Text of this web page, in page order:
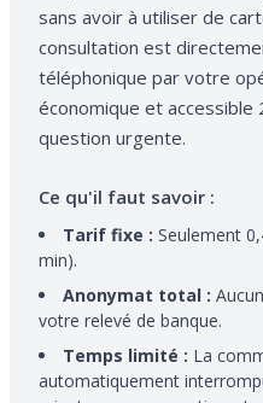
sans avoir à utiliser de
consultation est
téléphonique par votre
économique et
question urgente.
Ce qu'il faut savoir :
Tarif fixe : Seulement
min).
Anonymat total :
votre relevé de banque.
Temps limité : La
automatiquement